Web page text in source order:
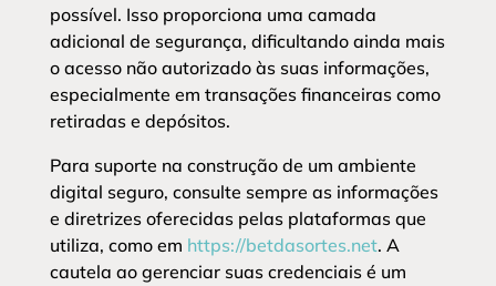
possível. Isso proporciona uma camada
adicional de segurança, dificultando ainda mais
o acesso não autorizado às suas informações,
especialmente em transações financeiras como
retiradas e depósitos.
Para suporte na construção de um ambiente
digital seguro, consulte sempre as informações
e diretrizes oferecidas pelas plataformas que
utiliza, como em https://betdasortes.net. A
cautela ao gerenciar suas credenciais é um